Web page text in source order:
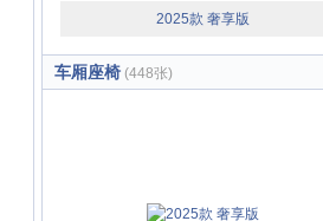
2025款 奢享版
车厢座椅 (448张)